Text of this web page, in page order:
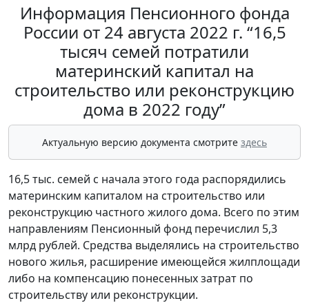
Информация Пенсионного фонда
России от 24 августа 2022 г. “16,5
тысяч семей потратили
материнский капитал на
строительство или реконструкцию
дома в 2022 году”
Актуальную версию документа смотрите здесь
16,5 тыс. семей с начала этого года распорядились
материнским капиталом на строительство или
реконструкцию частного жилого дома. Всего по этим
направлениям Пенсионный фонд перечислил 5,3
млрд рублей. Средства выделялись на строительство
нового жилья, расширение имеющейся жилплощади
либо на компенсацию понесенных затрат по
строительству или реконструкции.